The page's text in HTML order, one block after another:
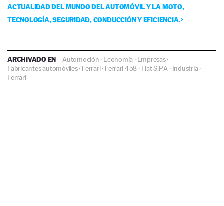
ACTUALIDAD DEL MUNDO DEL AUTOMÓVIL Y LA MOTO,
TECNOLOGÍA, SEGURIDAD, CONDUCCIÓN Y EFICIENCIA.
ARCHIVADO EN Automoción · Economía · Empresas·
Fabricantes automóviles· Ferrari· Ferrari 458 · Fiat S.P.A · Industria·
Ferrari